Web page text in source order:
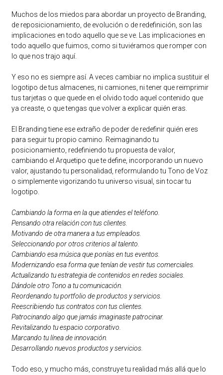
Muchos de los miedos para abordar un proyecto de Branding,
de reposicionamiento, de evolución o de redefinición, son las
implicaciones en todo aquello que se ve. Las implicaciones en
todo aquello que fuimos, como si tuviéramos que romper con
lo que nos trajo aquí.
Y eso no es siempre así. A veces cambiar no implica sustituir el
logotipo de tus almacenes, ni camiones, ni tener que reimprimir
tus tarjetas o que quede en el olvido todo aquel contenido que
ya creaste, o que tengas que volver a explicar quién eras.
El Branding tiene ese extraño de poder de redefinir quién eres
para seguir tu propio camino. Reimaginando tu
posicionamiento, redefiniendo tu propuesta de valor,
cambiando el Arquetipo que te define, incorporando un nuevo
valor, ajustando tu personalidad, reformulando tu Tono de Voz
o simplemente vigorizando tu universo visual, sin tocar tu
logotipo.
Cambiando la forma en la que atiendes el teléfono.
Pensando otra relación con tus clientes.
Motivando de otra manera a tus empleados.
Seleccionando por otros criterios al talento.
Cambiando esa música que ponías en tus eventos.
Modernizando esa forma que tenían de vestir tus comerciales.
Actualizando tu estrategia de contenidos en redes sociales.
Dándole otro Tono a tu comunicación.
Reordenando tu portfolio de productos y servicios.
Reescribiendo tus contratos con tus clientes.
Patrocinando algo que jamás imaginaste patrocinar.
Revitalizando tu espacio corporativo.
Marcando tu línea de innovación.
Desarrollando nuevos productos y servicios.
Todo eso, y mucho más, construye tu realidad más allá que lo